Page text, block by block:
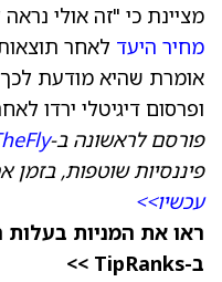
מציינת כי "זה אולי
מחיר היעד לאחר
אומרת שהיא מודעת
ופרסום דיגיטלי ירדו
פורסם לראשונה ב-
פיננסיות שוטפות,
עכשיו>>
ראו את המניות בעלות
ב-TipRanks >>